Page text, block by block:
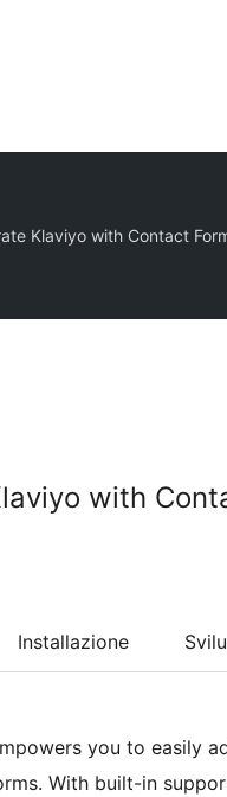
Klaviyo with Contact
with
Installazione
you to easily
With built-in